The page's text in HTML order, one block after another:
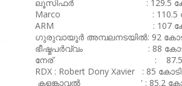
ലൂസിഫർ : 129.5
Marco : 110.5
ARM : 107
ഗുരുവായൂർ അമ്പലനടയിൽ: 92
ഭീഷ്മപർവ്വം : 88
നേര് : 87.5
RDX : Robert Dony Xavier : 85 കോടി
കളങ്കാവൽ ' : 85.2